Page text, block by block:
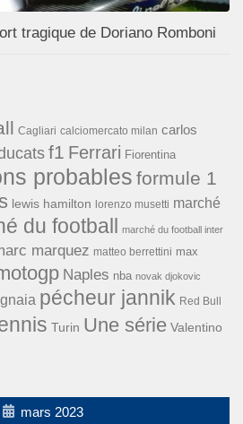
tragique de Doriano Romboni
Cagliari calciomercato milan carlos
f1 Ferrari Fiorentina
probables formule 1
lewis hamilton lorenzo musetti marché
du football marché du football inter
marquez matteo berrettini max
Naples nba novak djokovic
pécheur jannik Red Bull
Turin Une série Valentino
mars 2023